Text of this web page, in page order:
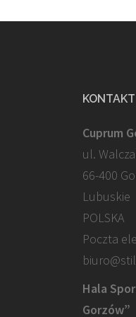
KONTAKT
Cuprum
ul.
66-400
Lubuskie
POLSKA
Poczta
Hala
Gorzów”